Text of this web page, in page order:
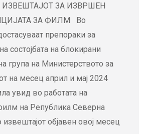
ЗА ИЗВРШЕН
ЗА ФИЛМ Во
препораки за
состојбата на блокирани
група на Министерството за
на месец април и мај 2024
увид во работата на
на Република Северна
објавен овој месец